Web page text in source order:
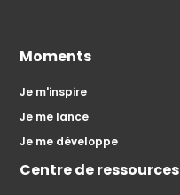
Moments
Je m'inspire
Je me lance
Je me développe
Centre de ressources